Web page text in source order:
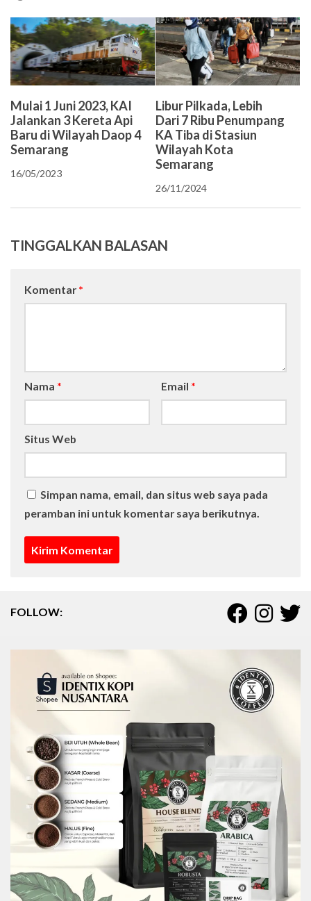
Mulai 1 Juni 2023, KAI
Jalankan 3 Kereta Api
Baru di Wilayah Daop 4
Semarang
16/05/2023
Libur Pilkada, Lebih
Dari 7 Ribu Penumpang
KA Tiba di Stasiun
Wilayah Kota
Semarang
26/11/2024
TINGGALKAN BALASAN
Komentar *
Nama * Email *
Situs Web
Simpan nama, email, dan situs web saya pada
peramban ini untuk komentar saya berikutnya.
FOLLOW: